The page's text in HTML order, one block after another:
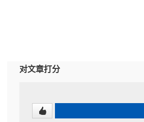
对文章打分